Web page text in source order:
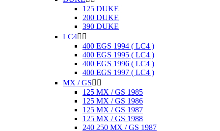
125 DUKE
200 DUKE
390 DUKE
LC4 
400 EGS 1994 ( LC4 )
400 EGS 1995 ( LC4 )
400 EGS 1996 ( LC4 )
400 EGS 1997 ( LC4 )
MX / GS 
125 MX / GS 1985
125 MX / GS 1986
125 MX / GS 1987
125 MX / GS 1988
240 250 MX / GS 1987